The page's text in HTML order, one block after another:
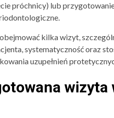
próchnicy) lub
kilka wizyt,
systematyczność oraz
uzupełnień
wizyta